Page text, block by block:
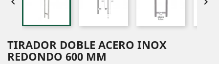
TIRADOR DOBLE ACERO INOX
REDONDO 600 MM